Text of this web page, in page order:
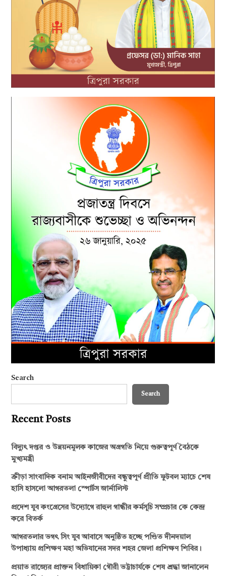
Search
Search
Recent Posts
বিদ্যুৎ দপ্তর ও উন্নয়নমূলক কাজের অগ্রগতি নিয়ে গুরুত্বপূর্ণ বৈঠকে
মুখ্যমন্ত্রী
ক্রীড়া সাংবাদিক বনাম আইনজীবীদের বন্ধুত্বপূর্ণ প্রীতি ফুটবল ম্যাচে শেষ
হাসি হাসলো আগরতলা স্পোর্টস জার্নালিস্ট
প্রদেশ যুব কংগ্রেসের উদ্যোগে রাহুল গান্ধীর কর্মসূচি সম্প্রচার কে কেন্দ্র
করে বিতর্ক
আগরতলার ভগৎ সিং যুব আবাসে অনুষ্ঠিত হচ্ছে পণ্ডিত দীনদয়াল
উপাধ্যায় প্রশিক্ষণ মহা অভিযানের সদর শহর জেলা প্রশিক্ষণ শিবির।
প্রয়াত রাজ্যের প্রাক্তন বিধায়িকা গৌরী ভট্টাচার্যকে শেষ শ্রদ্ধা জানালেন